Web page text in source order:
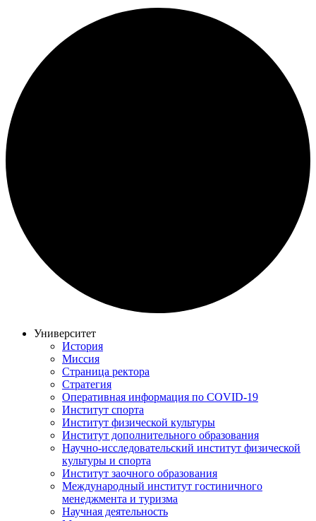
Университет
История
Миссия
Страница ректора
Стратегия
Оперативная информация по COVID-19
Институт спорта
Институт физической культуры
Институт дополнительного образования
Научно-исследовательский институт физической
культуры и спорта
Институт заочного образования
Международный институт гостиничного
менеджмента и туризма
Научная деятельность